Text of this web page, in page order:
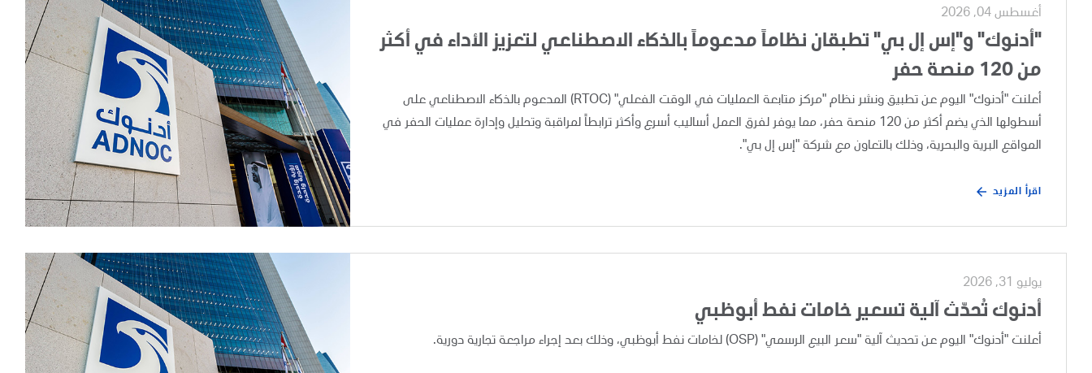
أغسطس 04, 2026
"أدنوك" و"إس إل بي" تطبقان نظاماً مدعوماً بالذكاء الاصطناعي لتعزيز الأداء في أكثر
من 120 منصة حفر
أعلنت "أدنوك" اليوم عن تطبيق ونشر نظام "مركز متابعة العمليات في الوقت الفعلي" (RTOC) المدعوم بالذكاء الاصطناعي على
أسطولها الذي يضم أكثر من 120 منصة حفر، مما يوفر لفرق العمل أساليب أسرع وأكثر ترابطاً لمراقبة وتحليل وإدارة عمليات الحفر في
المواقع البرية والبحرية، وذلك بالتعاون مع شركة "إس إل بي".
اقرأ المزيد
يوليو 31, 2026
أدنوك تُحدّث آلية تسعير خامات نفط أبوظبي
أعلنت "أدنوك" اليوم عن تحديث آلية "سعر البيع الرسمي" (OSP) لخامات نفط أبوظبي، وذلك بعد إجراء مراجعة تجارية دورية.